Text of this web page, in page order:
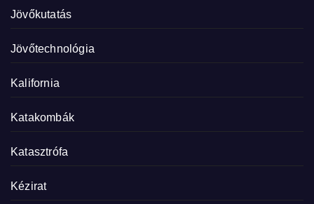
Jövőkutatás
Jövőtechnológia
Kalifornia
Katakombák
Katasztrófa
Kézirat